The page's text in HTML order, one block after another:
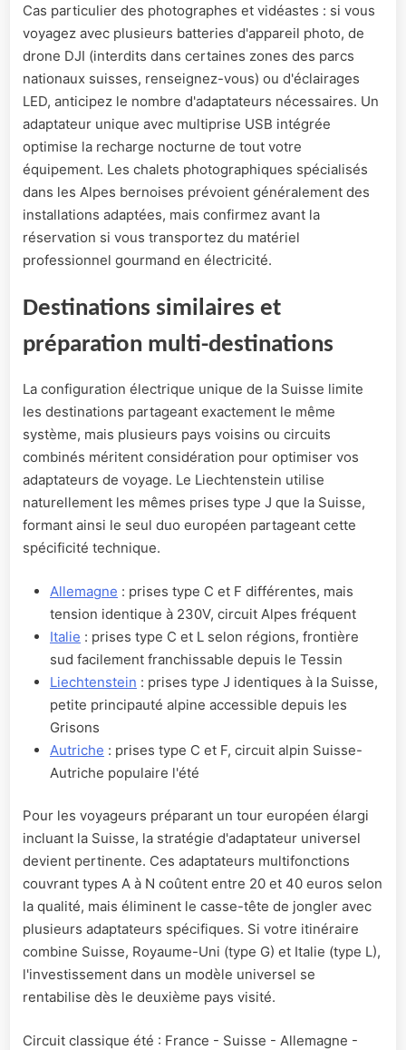
Cas particulier des photographes et vidéastes : si vous
voyagez avec plusieurs batteries d'appareil photo, de
drone DJI (interdits dans certaines zones des parcs
nationaux suisses, renseignez-vous) ou d'éclairages
LED, anticipez le nombre d'adaptateurs nécessaires. Un
adaptateur unique avec multiprise USB intégrée
optimise la recharge nocturne de tout votre
équipement. Les chalets photographiques spécialisés
dans les Alpes bernoises prévoient généralement des
installations adaptées, mais confirmez avant la
réservation si vous transportez du matériel
professionnel gourmand en électricité.
Destinations similaires et
préparation multi-destinations
La configuration électrique unique de la Suisse limite
les destinations partageant exactement le même
système, mais plusieurs pays voisins ou circuits
combinés méritent considération pour optimiser vos
adaptateurs de voyage. Le Liechtenstein utilise
naturellement les mêmes prises type J que la Suisse,
formant ainsi le seul duo européen partageant cette
spécificité technique.
Allemagne : prises type C et F différentes, mais
tension identique à 230V, circuit Alpes fréquent
Italie : prises type C et L selon régions, frontière
sud facilement franchissable depuis le Tessin
Liechtenstein : prises type J identiques à la Suisse,
petite principauté alpine accessible depuis les
Grisons
Autriche : prises type C et F, circuit alpin Suisse-
Autriche populaire l'été
Pour les voyageurs préparant un tour européen élargi
incluant la Suisse, la stratégie d'adaptateur universel
devient pertinente. Ces adaptateurs multifonctions
couvrant types A à N coûtent entre 20 et 40 euros selon
la qualité, mais éliminent le casse-tête de jongler avec
plusieurs adaptateurs spécifiques. Si votre itinéraire
combine Suisse, Royaume-Uni (type G) et Italie (type L),
l'investissement dans un modèle universel se
rentabilise dès le deuxième pays visité.
Circuit classique été : France - Suisse - Allemagne -